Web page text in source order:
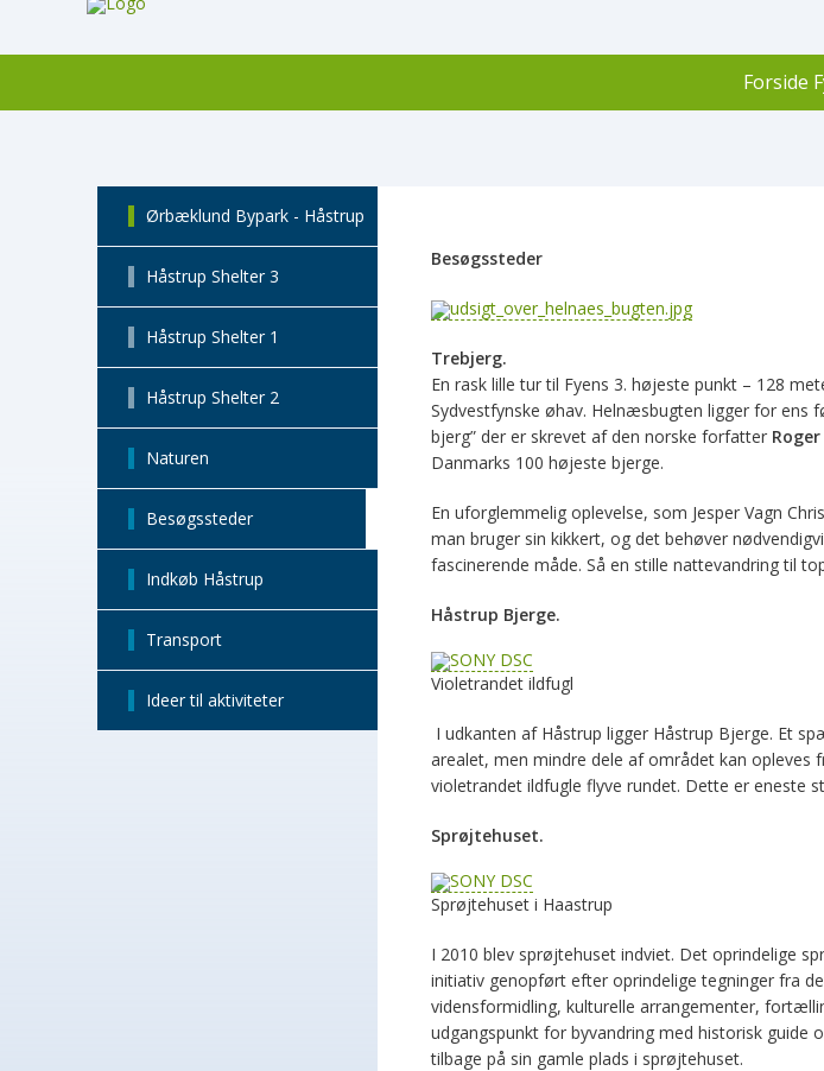
Forside
Ørbæklund Bypark - Håstrup
Håstrup Shelter 3
Håstrup Shelter 1
Håstrup Shelter 2
Naturen
Besøgssteder
Indkøb Håstrup
Transport
Ideer til aktiviteter
Besøgssteder
Trebjerg.
En rask lille tur til Fyens 3. højeste punkt – 128
Sydvestfynske øhav. Helnæsbugten ligger for ens
bjerg” der er skrevet af den norske forfatter
Danmarks 100 højeste bjerge.
En uforglemmelig oplevelse, som Jesper Vagn
man bruger sin kikkert, og det behøver
fascinerende måde. Så en stille nattevandring til
Håstrup Bjerge.
Violetrandet ildfugl
I udkanten af Håstrup ligger Håstrup Bjerge. Et
arealet, men mindre dele af området kan
violetrandet ildfugle flyve rundet. Dette er eneste
Sprøjtehuset.
Sprøjtehuset i Haastrup
I 2010 blev sprøjtehuset indviet. Det oprindelige
initiativ genopført efter oprindelige tegninger fra
vidensformidling, kulturelle arrangementer,
udgangspunkt for byvandring med historisk guide
tilbage på sin gamle plads i sprøjtehuset.